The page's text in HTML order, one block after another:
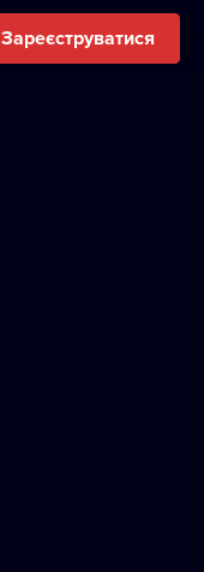
Зареєструватися